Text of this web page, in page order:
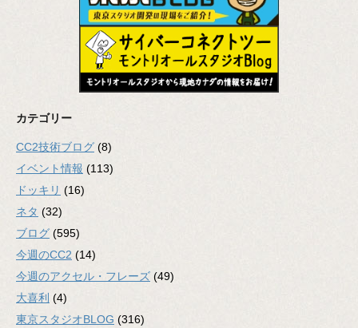
カテゴリー
CC2技術ブログ (8)
イベント情報 (113)
ドッキリ (16)
ネタ (32)
ブログ (595)
今週のCC2 (14)
今週のアクセル・フレーズ (49)
大喜利 (4)
東京スタジオBLOG (316)